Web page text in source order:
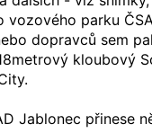
parku
dopravců sem
kloubový
Jablonec přinese